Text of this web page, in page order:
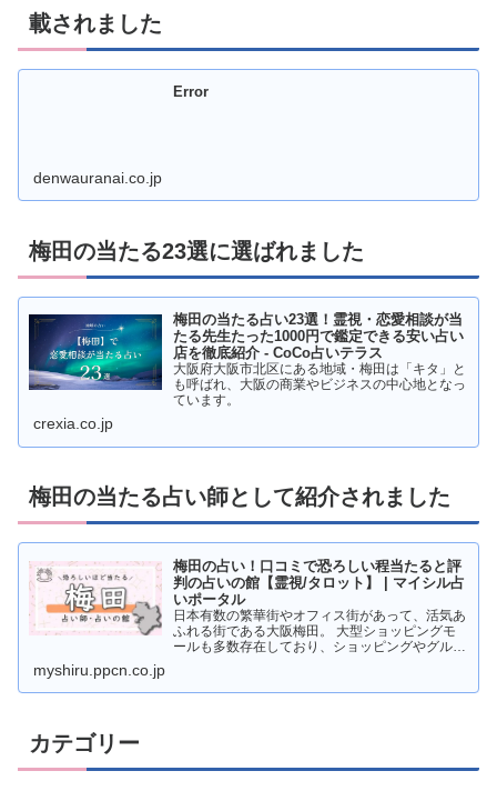
載されました
Error
denwauranai.co.jp
梅田の当たる23選に選ばれました
梅田の当たる占い23選！霊視・恋愛相談が当
たる先生たった1000円で鑑定できる安い占い
店を徹底紹介 - CoCo占いテラス
大阪府大阪市北区にある地域・梅田は「キタ」と
も呼ばれ、大阪の商業やビジネスの中心地となっ
ています。
crexia.co.jp
梅田の当たる占い師として紹介されました
梅田の占い！口コミで恐ろしい程当たると評
判の占いの館【霊視/タロット】 | マイシル占
いポータル
日本有数の繁華街やオフィス街があって、活気あ
ふれる街である大阪梅田。 大型ショッピングモ
ールも多数存在しており、ショッピングやグルメ
すか？ そこで本記事
myshiru.ppcn.co.jp
カテゴリー